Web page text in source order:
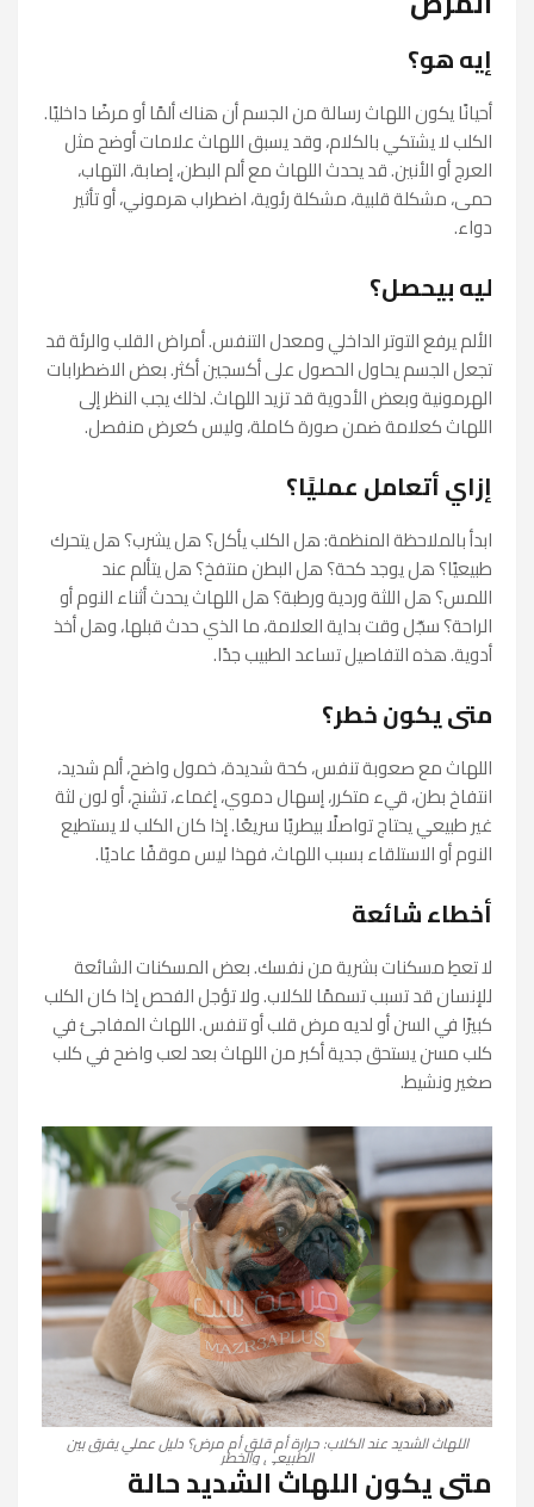
إيه هو؟
أحيانًا يكون اللهاث رسالة من الجسم أن هناك ألمًا أو مرضًا داخليًا.
الكلب لا يشتكي بالكلام، وقد يسبق اللهاث علامات أوضح مثل
العرج أو الأنين. قد يحدث اللهاث مع ألم البطن، إصابة، التهاب،
حمى، مشكلة قلبية، مشكلة رئوية، اضطراب هرموني، أو تأثير
دواء.
ليه بيحصل؟
الألم يرفع التوتر الداخلي ومعدل التنفس. أمراض القلب والرئة قد
تجعل الجسم يحاول الحصول على أكسجين أكثر. بعض الاضطرابات
الهرمونية وبعض الأدوية قد تزيد اللهاث. لذلك يجب النظر إلى
اللهاث كعلامة ضمن صورة كاملة، وليس كعرض منفصل.
إزاي أتعامل عمليًا؟
ابدأ بالملاحظة المنظمة: هل الكلب يأكل؟ هل يشرب؟ هل يتحرك
طبيعيًا؟ هل يوجد كحة؟ هل البطن منتفخ؟ هل يتألم عند
اللمس؟ هل اللثة وردية ورطبة؟ هل اللهاث يحدث أثناء النوم أو
الراحة؟ سجّل وقت بداية العلامة، ما الذي حدث قبلها، وهل أخذ
أدوية. هذه التفاصيل تساعد الطبيب جدًا.
متى يكون خطر؟
اللهاث مع صعوبة تنفس، كحة شديدة، خمول واضح، ألم شديد،
انتفاخ بطن، قيء متكرر، إسهال دموي، إغماء، تشنج، أو لون لثة
غير طبيعي يحتاج تواصلًا بيطريًا سريعًا. إذا كان الكلب لا يستطيع
النوم أو الاستلقاء بسبب اللهاث، فهذا ليس موقفًا عاديًا.
أخطاء شائعة
لا تعطِ مسكنات بشرية من نفسك. بعض المسكنات الشائعة
للإنسان قد تسبب تسممًا للكلاب. ولا تؤجل الفحص إذا كان الكلب
كبيرًا في السن أو لديه مرض قلب أو تنفس. اللهاث المفاجئ في
كلب مسن يستحق جدية أكبر من اللهاث بعد لعب واضح في كلب
صغير ونشيط.
اللهاث الشديد عند الكلاب: حرارة أم قلق أم مرض؟ دليل عملي يفرق بين
الطبيعي والخطر
متى يكون اللهاث الشديد حالة